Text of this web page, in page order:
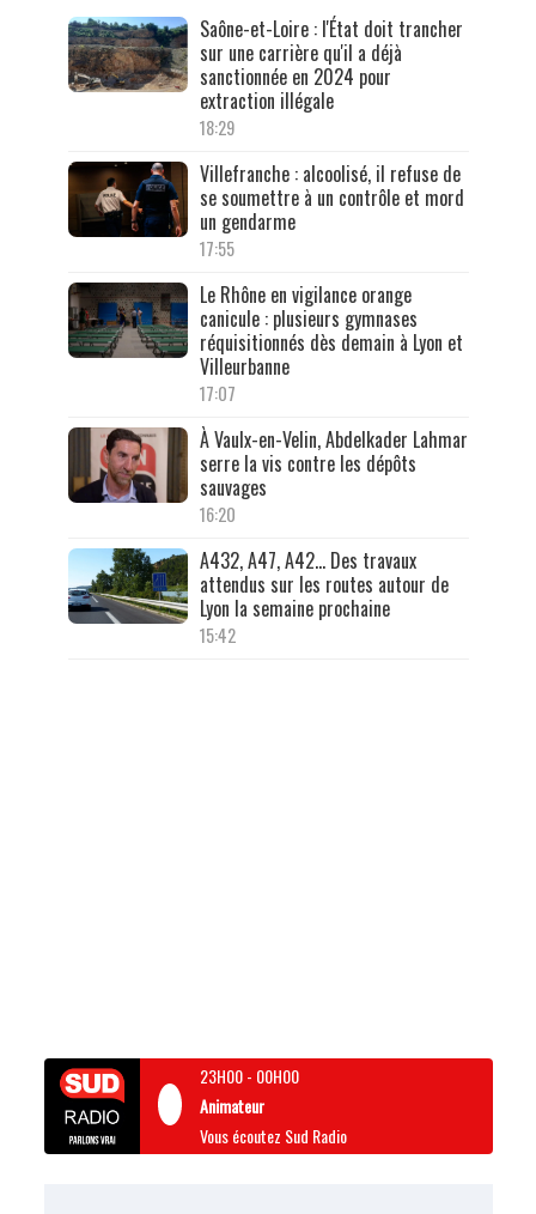
Saône-et-Loire : l'État doit trancher
sur une carrière qu'il a déjà
sanctionnée en 2024 pour
extraction illégale
18:29
Villefranche : alcoolisé, il refuse de
se soumettre à un contrôle et mord
un gendarme
17:55
Le Rhône en vigilance orange
canicule : plusieurs gymnases
réquisitionnés dès demain à Lyon et
Villeurbanne
17:07
À Vaulx-en-Velin, Abdelkader Lahmar
serre la vis contre les dépôts
sauvages
16:20
A432, A47, A42… Des travaux
attendus sur les routes autour de
Lyon la semaine prochaine
15:42
23H00- 00H00
Animateur
Vous écoutez Sud Radio